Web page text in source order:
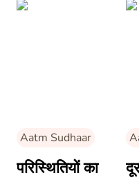
Aatm Sudhaar
परिस्थितियों का